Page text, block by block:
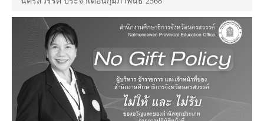
ดาวน์โหลด
กระดาน ถาม-ตอบ
ข้อมูลการติดต่อ